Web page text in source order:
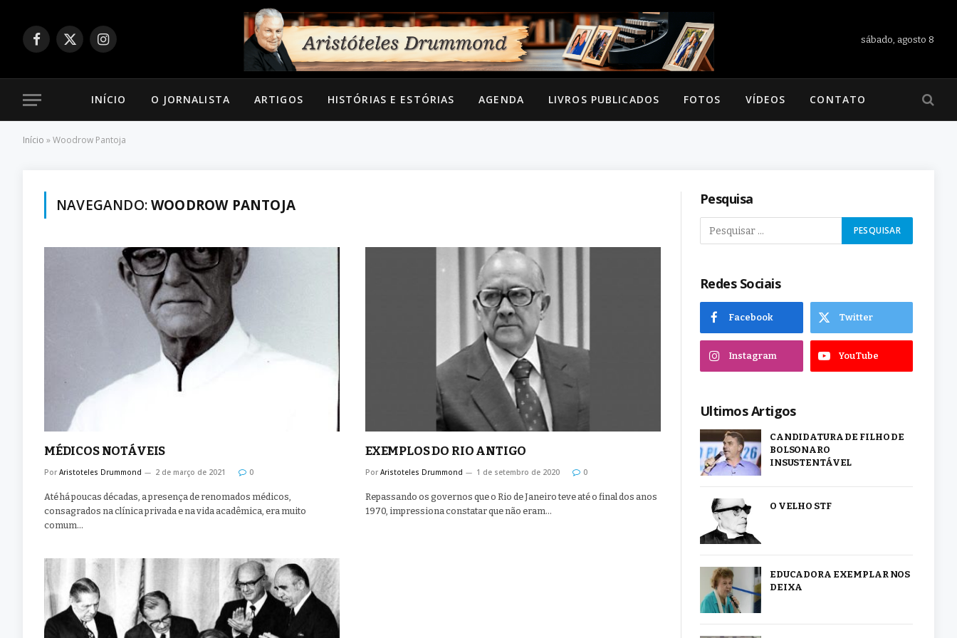
Facebook
X
Instagram
sábado, agosto 8
INÍCIO O JORNALISTA ARTIGOS HISTÓRIAS E ESTÓRIAS AGENDA LIVROS PUBLICADOS FOTOS VÍDEOS CONTATO
Início »Woodrow Pantoja
NAVEGANDO:WOODROW PANTOJA
MÉDICOS NOTÁVEIS
Por Aristoteles Drummond 2 de março de 2021 0
Até há poucas décadas, a presença de renomados médicos,
consagrados na clínica privada e na vida acadêmica, era muito
comum…
EXEMPLOS DO RIO ANTIGO
Por Aristoteles Drummond 1 de setembro de 2020 0
Repassando os governos que o Rio de Janeiro teve até o final dos anos
1970, impressiona constatar que não eram…
Pesquisa
Redes Sociais
Facebook Twitter
Instagram YouTube
Ultimos Artigos
CANDIDATURA DE FILHO DE
BOLSONARO
INSUSTENTÁVEL
O VELHO STF
EDUCADORA EXEMPLAR NOS
DEIXA